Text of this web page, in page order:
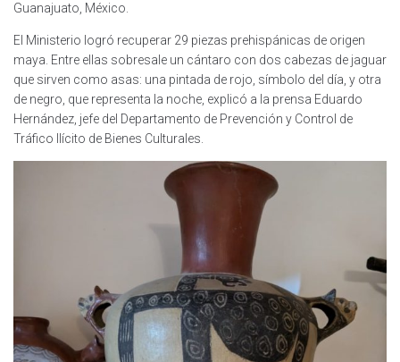
Guanajuato, México.
El Ministerio logró recuperar 29 piezas prehispánicas de origen
maya. Entre ellas sobresale un cántaro con dos cabezas de jaguar
que sirven como asas: una pintada de rojo, símbolo del día, y otra
de negro, que representa la noche, explicó a la prensa Eduardo
Hernández, jefe del Departamento de Prevención y Control de
Tráfico Ilícito de Bienes Culturales.